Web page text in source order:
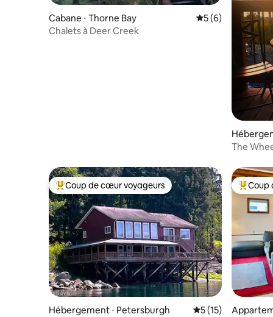
Cabane ⋅ Thorne Bay Évaluation
5 (6)
Chalets à Deer Creek
The
Coups de cœur voyageurs les plus appréciés
Coup de cœur voyageurs
Hébergement ⋅ Petersburgh Évaluation
5 (15)
Coups
Coup